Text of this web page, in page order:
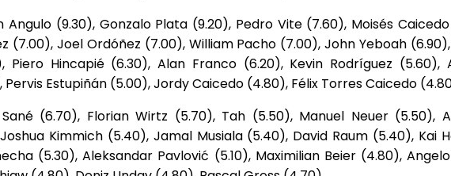
Angulo (9.30), Gonzalo Plata (9.20), Pedro Vite (7.60), Moisés Caicedo
(7.00), Joel Ordóñez (7.00), William Pacho (7.00), John Yeboah
Piero Hincapié (6.30), Alan Franco (6.20), Kevin Rodríguez (5.60),
Pervis Estupiñán (5.00), Jordy Caicedo (4.80), Félix Torres Caicedo
(6.70), Florian Wirtz (5.70), Tah (5.50), Manuel Neuer (5.50),
Kimmich (5.40), Jamal Musiala (5.40), David Raum (5.40), Kai
(5.30), Aleksandar Pavlović (5.10), Maximilian Beier (4.80),